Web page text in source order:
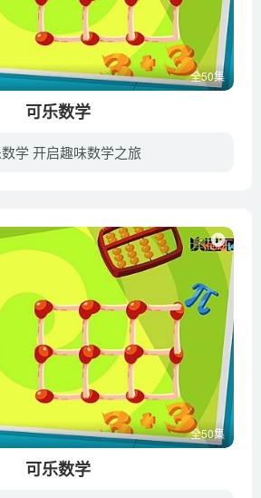
全50集
可乐数学
学 开启趣味数学之旅
全50集
可乐数学